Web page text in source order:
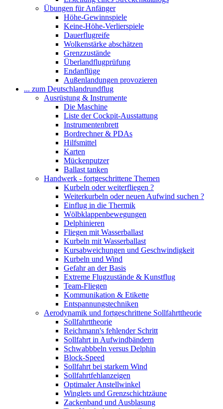
Übungen für Anfänger
Höhe-Gewinnspiele
Keine-Höhe-Verlierspiele
Dauerflugreife
Wolkenstärke abschätzen
Grenzzustände
Überlandflugprüfung
Endanflüge
Außenlandungen provozieren
... zum Deutschlandrundflug
Ausrüstung & Instrumente
Die Maschine
Liste der Cockpit-Ausstattung
Instrumentenbrett
Bordrechner & PDAs
Hilfsmittel
Karten
Mückenputzer
Ballast tanken
Handwerk - fortgeschrittene Themen
Kurbeln oder weiterfliegen ?
Weiterkurbeln oder neuen Aufwind suchen ?
Einflug in die Thermik
Wölbklappenbewegungen
Delphinieren
Fliegen mit Wasserballast
Kurbeln mit Wasserballast
Kursabweichungen und Geschwindigkeit
Kurbeln und Wind
Gefahr an der Basis
Extreme Flugzustände & Kunstflug
Team-Fliegen
Kommunikation & Etikette
Entspannungstechniken
Aerodynamik und fortgeschrittene Sollfahrttheorie
Sollfahrttheorie
Reichmann's fehlender Schritt
Sollfahrt in Aufwindbändern
Schwabbbeln versus Delphin
Block-Speed
Sollfahrt bei starkem Wind
Sollfahrtfehlanzeigen
Optimaler Anstellwinkel
Winglets und Grenzschichtzäune
Zackenband und Ausblasung